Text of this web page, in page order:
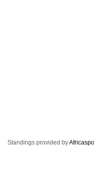
Standings provided by